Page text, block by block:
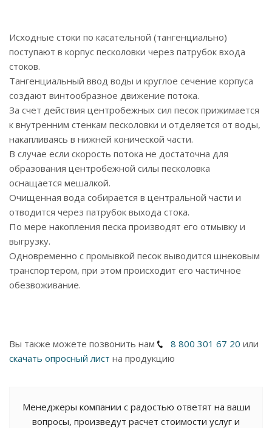
Исходные стоки по касательной (тангенциально)
поступают в корпус песколовки через патрубок входа
стоков.
Тангенциальный ввод воды и круглое сечение корпуса
создают винтообразное движение потока.
За счет действия центробежных сил песок прижимается
к внутренним стенкам песколовки и отделяется от воды,
накапливаясь в нижней конической части.
В случае если скорость потока не достаточна для
образования центробежной силы песколовка
оснащается мешалкой.
Очищенная вода собирается в центральной части и
отводится через патрубок выхода стока.
По мере накопления песка производят его отмывку и
выгрузку.
Одновременно с промывкой песок выводится шнековым
транспортером, при этом происходит его частичное
обезвоживание.
Вы также можете позвонить нам 8 800 301 67 20 или
скачать опросный лист на продукцию
Менеджеры компании с радостью ответят на ваши
вопросы, произведут расчет стоимости услуг и